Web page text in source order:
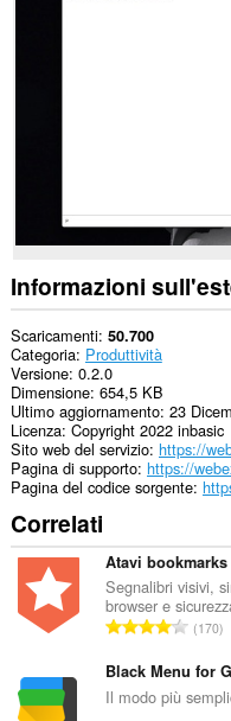
Informazioni
Scaricamenti 50.700
Categoria Produttività
Versione 0.2.0
Dimensione 654,5 KB
Ultimo aggiornamento 23
Licenza Copyright 2022 inbasic
Sito web del servizio https://
Pagina di supporto https://
Pagina del codice sorgente
Correlati
Atavi bookmarks
Segnalibri visivi,
browser e
N
m
e
170
Black Menu for
Il modo più